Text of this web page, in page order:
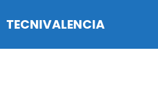
al
contenido
TECNIVALENCIA